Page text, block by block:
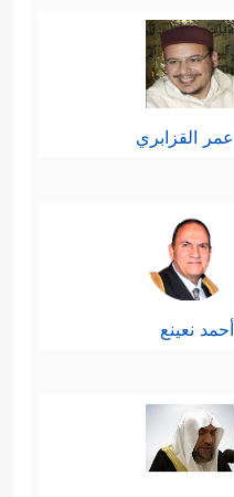
عمر القزابري
أحمد نعينع